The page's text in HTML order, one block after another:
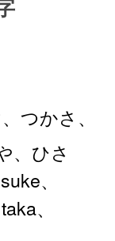
つかさ、
、ひさ
、
、